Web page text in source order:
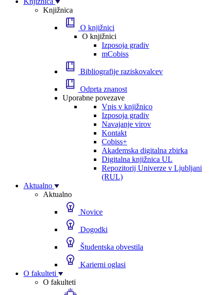
Knjižnica
O knjižnici
O knjižnici
Izposoja gradiv
mCobiss
Bibliografije raziskovalcev
Odprta znanost
Uporabne povezave
Vpis v knjižnico
Izposoja gradiv
Navajanje virov
Kontakt
Cobiss+
Akademska digitalna zbirka
Digitalna knjižnica UL
Repozitorij Univerze v Ljubljani
(RUL)
Aktualno
Aktualno
Novice
Dogodki
Študentska obvestila
Karierni oglasi
O fakulteti
O fakulteti